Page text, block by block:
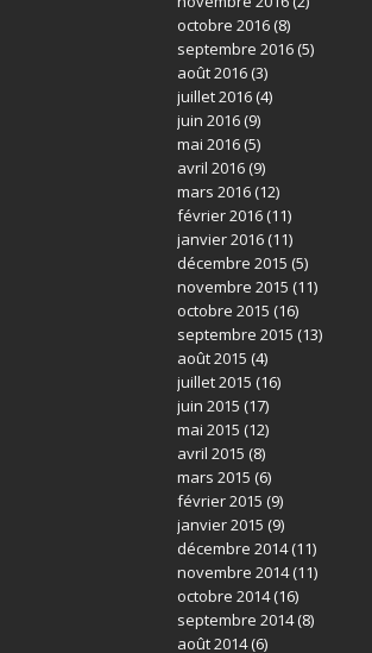
octobre 2016(8)
septembre 2016(5)
août 2016(3)
juillet 2016(4)
juin 2016(9)
mai 2016(5)
avril 2016(9)
mars 2016(12)
février 2016(11)
janvier 2016(11)
décembre 2015 (5)
novembre 2015 (11)
octobre 2015 (16)
septembre 2015 (13)
août 2015 (4)
juillet 2015 (16)
juin 2015 (17)
mai 2015 (12)
avril 2015 (8)
mars 2015 (6)
février 2015 (9)
janvier 2015 (9)
décembre 2014(11)
novembre 2014(11)
octobre 2014(16)
septembre 2014(8)
août 2014(6)